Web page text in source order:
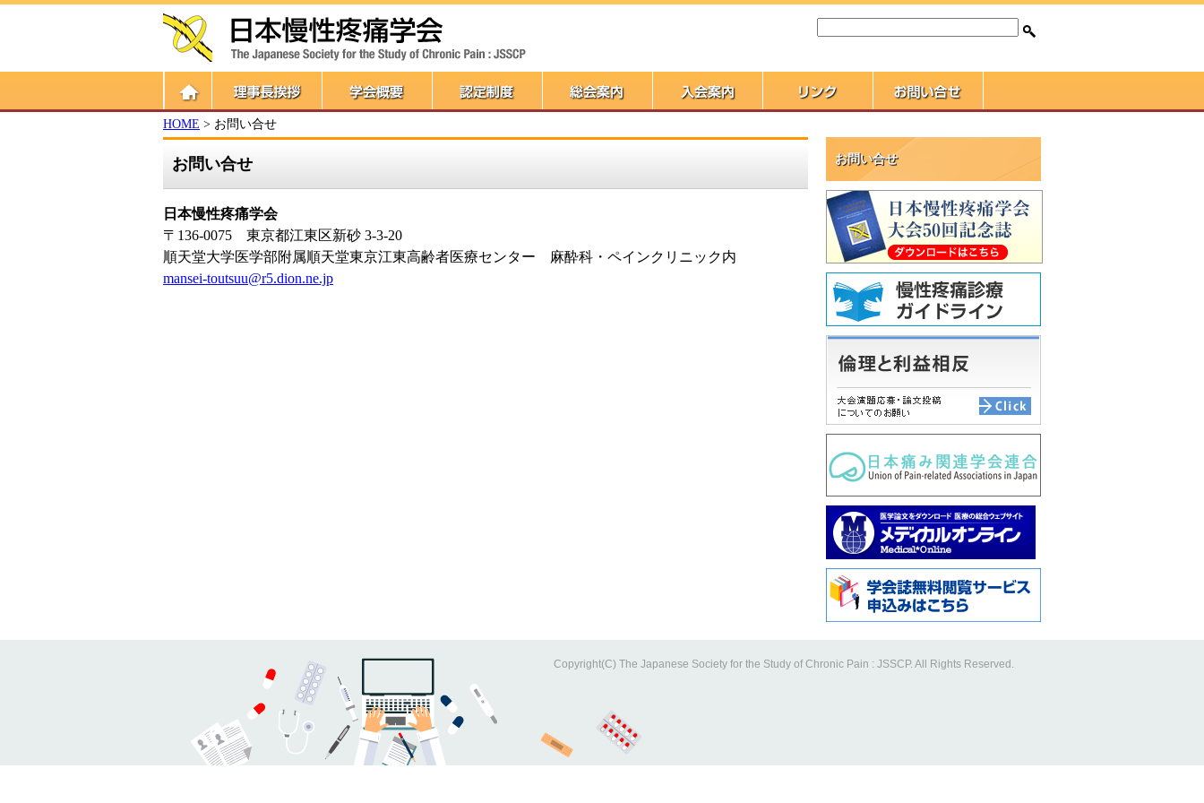
HOME > お問い合せ
お問い合せ
お問い合せ
日本慢性疼痛学会
〒136-0075 東京都江東区新砂 3-3-20
順天堂大学医学部附属順天堂東京江東高齢者医療センター 麻酔科・ペインクリニック内
mansei-toutsuu@r5.dion.ne.jp
Copyright(C) The Japanese Society for the Study of Chronic Pain : JSSCP. All Rights Reserved.